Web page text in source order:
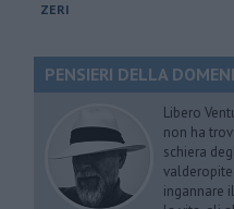
ZERI
PENSIERI DELLA
Libero
non ha
schiera
ingannare